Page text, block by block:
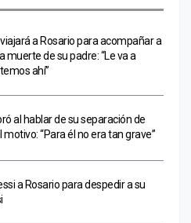
a Rosario para acompañar a
muerte de su padre: “Le va a
ahí”
al hablar de su separación de
motivo: “Para él no era tan grave”
a Rosario para despedir a su